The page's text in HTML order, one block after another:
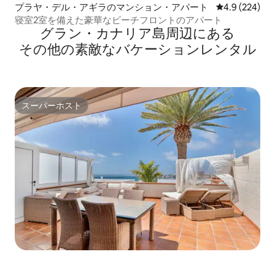
プラヤ・デル・アギラのマンション・アパート レビュー224
4.9 (224)
寝室2室を備えた豪華なビーチフロントのアパート
グラン・カナリア島⁠周⁠辺⁠に⁠あ⁠る
そ⁠の⁠他⁠の素⁠敵⁠なバ⁠ケ⁠ー⁠シ⁠ョ⁠ン⁠レ⁠ン⁠タ⁠ル
スーパーホスト
スーパーホスト